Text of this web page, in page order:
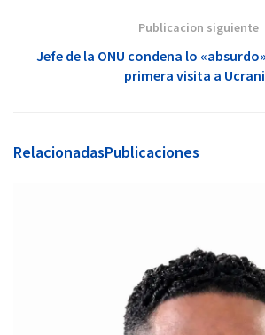
Publicacion siguiente
Jefe de la ONU condena lo
primera visita a
RelacionadasPublicaciones